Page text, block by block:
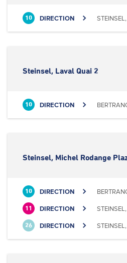
10 DIRECTION
Steinsel, Laval Quai 2
10 DIRECTION
Steinsel, Michel Rodange
10 DIRECTION
11 DIRECTION
26 DIRECTION